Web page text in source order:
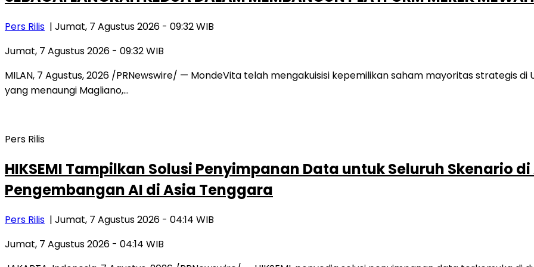
Pers Rilis | Jumat, 7 Agustus 2026 - 09:32 WIB
Jumat, 7 Agustus 2026 - 09:32 WIB
MILAN, 7 Agustus, 2026 /PRNewswire/ — MondeVita telah mengakuisisi kepemilikan saham mayoritas strategis
yang menaungi Magliano,…
Pers Rilis
HIKSEMI Tampilkan Solusi Penyimpanan Data untuk Seluruh Skenario
Pengembangan AI di Asia Tenggara
Pers Rilis | Jumat, 7 Agustus 2026 - 04:14 WIB
Jumat, 7 Agustus 2026 - 04:14 WIB